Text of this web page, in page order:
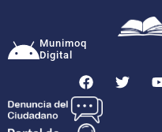
Munimoq
Digital